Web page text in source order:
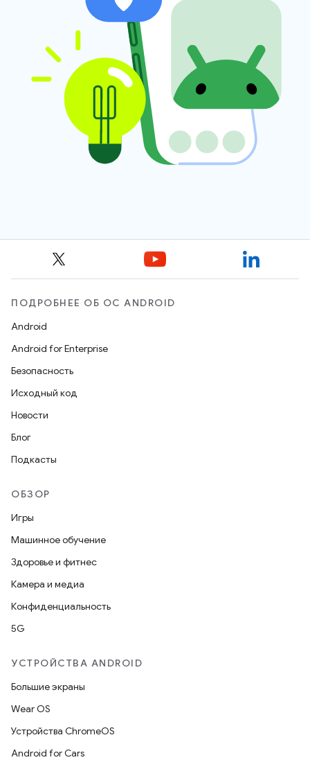
ПОДРОБНЕЕ ОБ ОС ANDROID
Android
Android for Enterprise
Безопасность
Исходный код
Новости
Блог
Подкасты
ОБЗОР
Игры
Машинное обучение
Здоровье и фитнес
Камера и медиа
Конфиденциальность
5G
УСТРОЙСТВА ANDROID
Большие экраны
Wear OS
Устройства ChromeOS
Android for Cars